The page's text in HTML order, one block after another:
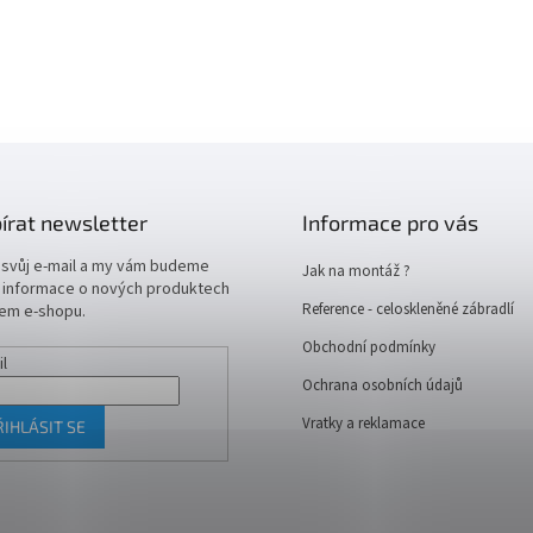
newsletter
e-mail a my vám budeme
o nových produktech
e-shopu.
SE
Informace pro vás
Jak na montáž ?
Reference - celoskleněné zábradlí
Obchodní podmínky
Ochrana osobních údajů
Vratky a reklamace